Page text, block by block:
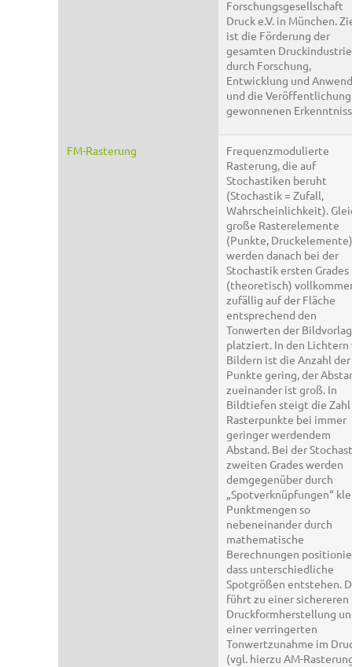
Forschungsgesellschaft
Druck e.V. in München.
ist die Förderung der
gesamten Druckindustrie
durch Forschung,
Entwicklung und
und die
gewonnenen
FM-Rasterung
Frequenzmodulierte
Rasterung, die auf
Stochastiken beruht
(Stochastik = Zufall,
Wahrscheinlichkeit).
große Rasterelemente
(Punkte, Druckelemente)
werden danach bei der
Stochastik ersten Grades
(theoretisch)
zufällig auf der Fläche
entsprechend den
Tonwerten der
platziert. In den Lichtern
Bildern ist die Anzahl der
Punkte gering, der
zueinander ist groß. In
Bildtiefen steigt die Zahl
Rasterpunkte bei immer
geringer werdendem
Abstand. Bei der
zweiten Grades werden
demgegenüber durch
„Spotverknüpfungen“
Punktmengen so
nebeneinander durch
mathematische
Berechnungen
dass unterschiedliche
Spotgrößen entstehen.
führt zu einer sichereren
Druckformherstellung
einer verringerten
Tonwertzunahme im
(vgl. hierzu AM-